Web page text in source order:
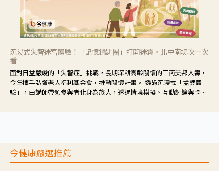
沉浸式失智迷宮體驗！「記憶鑰匙圈」打開迷霧。北中南場次一次
看
面對日益嚴峻的「失智症」挑戰，長期深耕高齡關懷的三商美邦人壽，
今年攜手弘道老人福利基金會，推動關懷計畫。 透過沉浸式「孟婆體
驗」，由講師帶領參與者化身為旅人，透過情境模擬、互動討論與卡牌
今健康嚴選推薦